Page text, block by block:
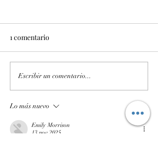
VTcar en la actualidad.
1 comentario
Escribir un comentario...
Lo más nuevo
Emily Morrison
13 nov 2025